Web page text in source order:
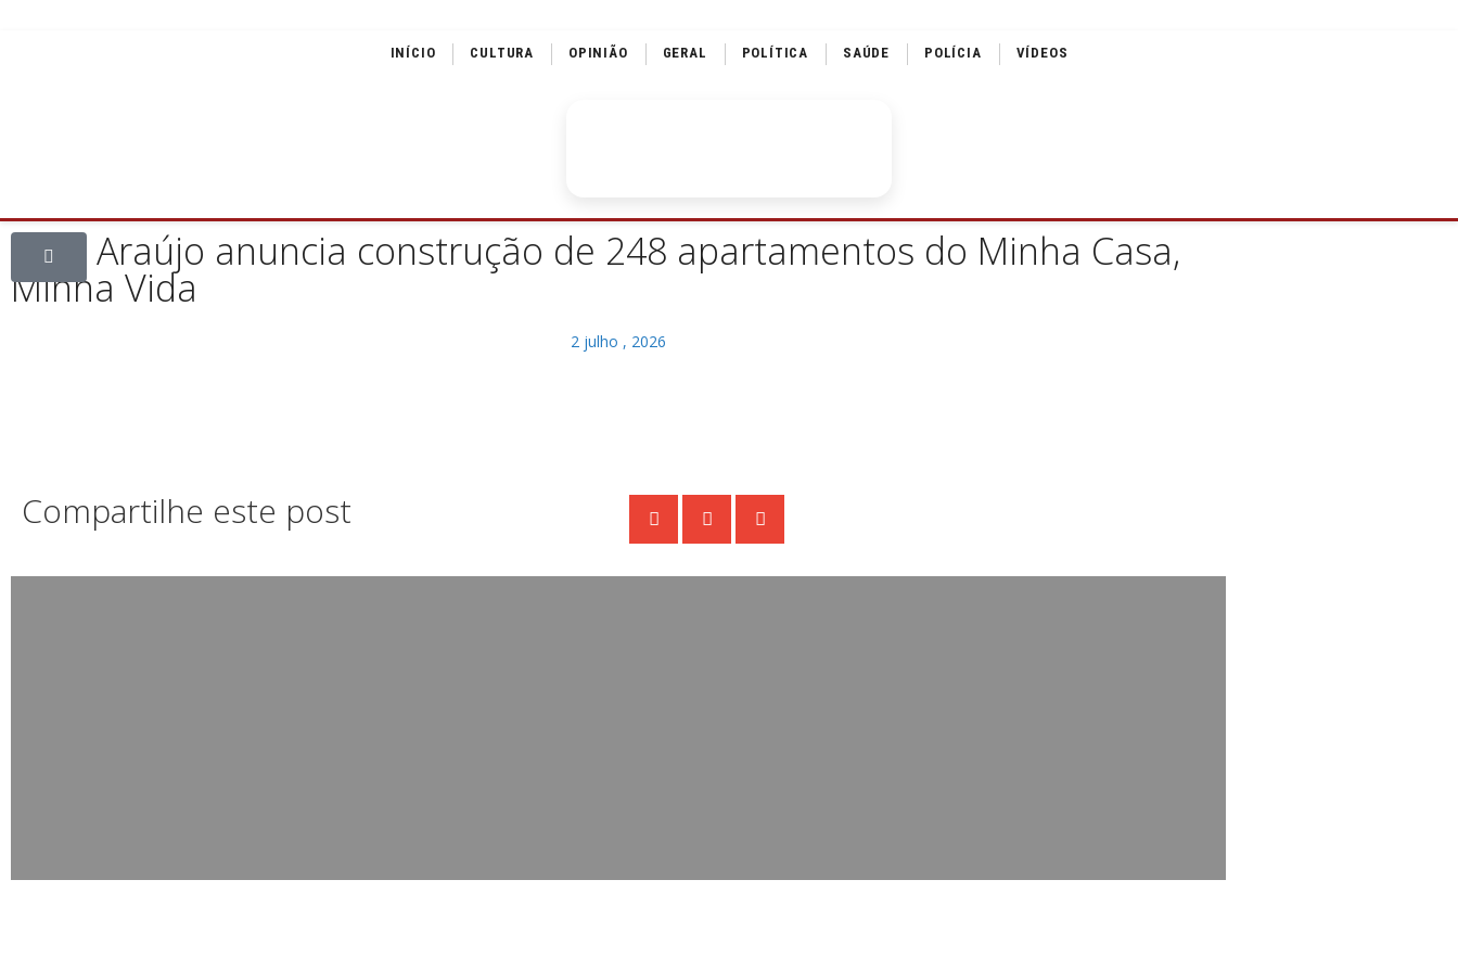
INÍCIO CULTURA OPINIÃO GERAL POLÍTICA SAÚDE POLÍCIA VÍDEOS
Elisa Araújo anuncia construção de 248 apartamentos do Minha Casa,
Minha Vida
2 julho , 2026
Compartilhe este post